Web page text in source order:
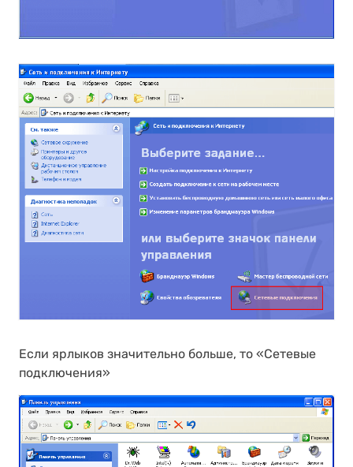
Если ярлыков значительно больше, то «Сетевые
подключения»